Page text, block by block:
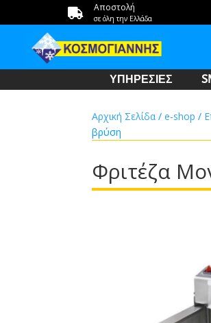
 Αποστολή
σε όλη την Ελλάδα
ΥΠΗΡΕΣΙΕΣ
Αρχική Σελίδα /e-shop /
βρύση
Φριτέζα